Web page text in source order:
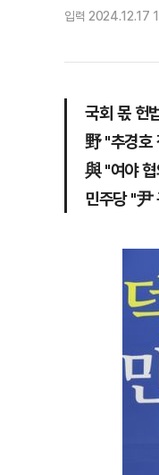
입력 2024.12.17
국회 몫 헌
野 "추경
與 "여야
민주당 "尹